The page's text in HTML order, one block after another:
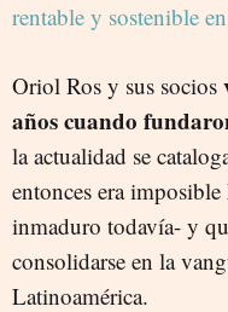
rentable y sostenible
Oriol Ros y sus socios
años cuando
la actualidad se
entonces era
inmaduro todavía- y
consolidarse en la
Latinoamérica.